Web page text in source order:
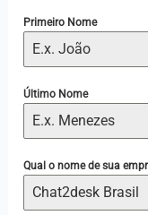
Primeiro Nome
Último Nome
Qual o nome de sua